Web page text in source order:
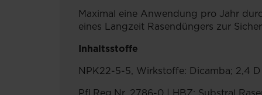
Maximal eine Anwendung pro Jahr
eines Langzeit Rasendüngers zur
Inhaltsstoffe
NPK22-5-5, Wirkstoffe: Dicamba; 2,4 D